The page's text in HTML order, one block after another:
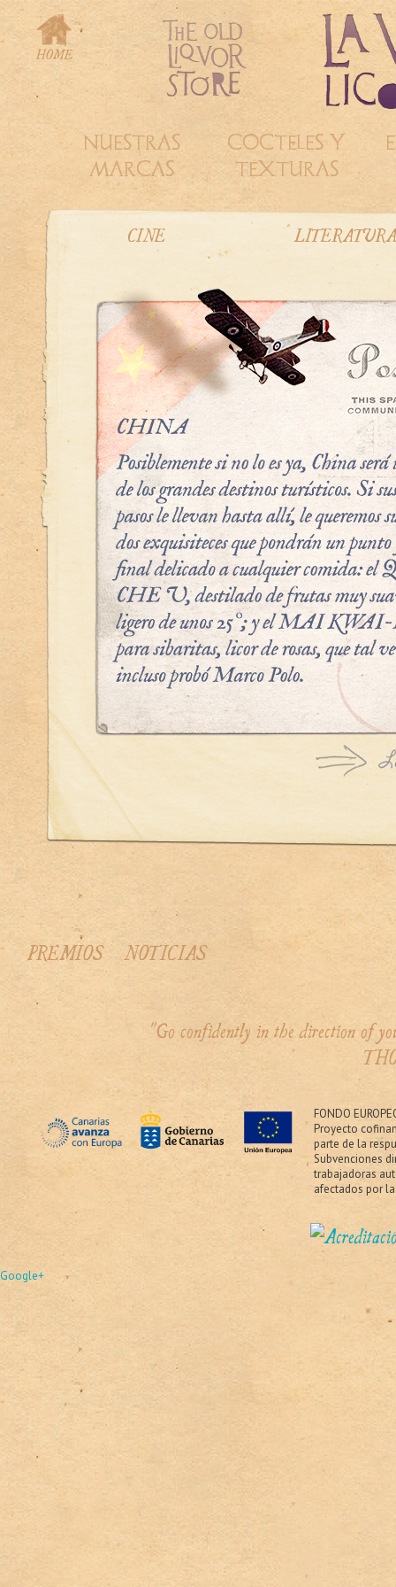
NUESTRAS
MARCAS
COCTELES Y
TEXTURAS
CINE LITERATURA
PREMIOS NOTICIAS
"Go confidently in the direction of
FONDO
Proyecto
parte de la
Subvenciones
trabajadoras
afectados por
Google+